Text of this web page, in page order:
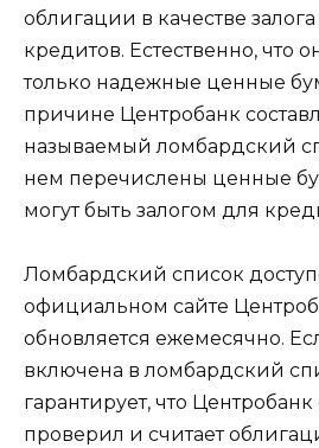
облигации в качестве
кредитов. Естественно, что
только надежные ценные
причине Центробанк
называемый ломбардский
нем перечислены ценные
могут быть залогом для
Ломбардский список
официальном сайте
обновляется ежемесячно.
включена в ломбардский
гарантирует, что
проверил и считает